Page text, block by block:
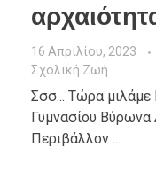
16 Απριλίου, 2023
Σχολική Ζωή
Σσσ... Τώρα μιλάμε
Γυμνασίου Βύρωνα
Περιβάλλον ...